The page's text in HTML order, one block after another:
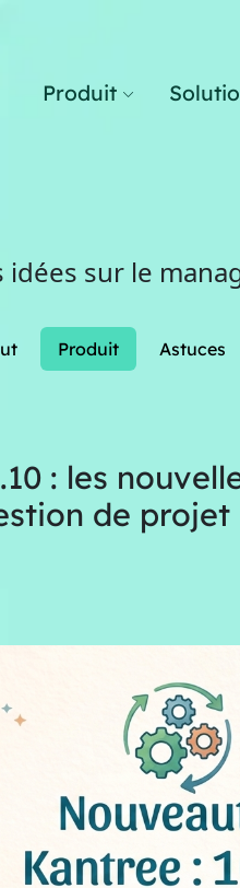
Produit
idées sur le
Produit Astuces
: les
de projet